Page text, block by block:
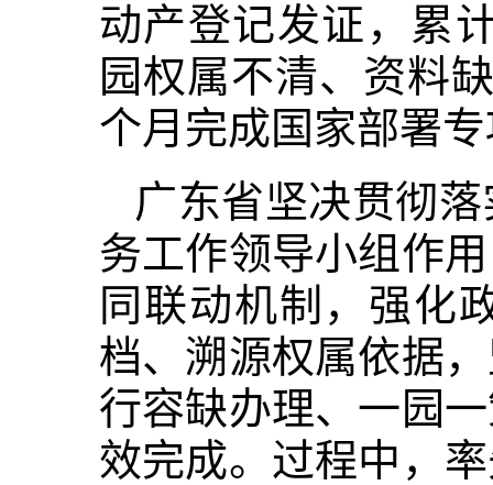
动产登记发证，累
园权属不清、资料
个月完成国家部署
广东省坚决贯彻
务工作领导小组作
同联动机制，强化
档、溯源权属依据
行容缺办理、一园
效完成。过程中，